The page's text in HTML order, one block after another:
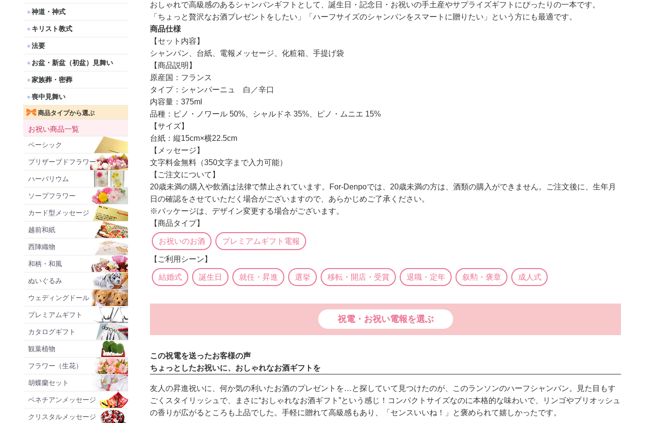
神道・神式
キリスト教式
法要
お盆・新盆（初盆）見舞い
家族葬・密葬
喪中見舞い
商品タイプから選ぶ
お祝い商品一覧
ベーシック
プリザーブドフラワー
ハーバリウム
ソープフラワー
カード型メッセージ
越前和紙
西陣織物
和柄・和風
ぬいぐるみ
ウェディングドール
プレミアムギフト
カタログギフト
観葉植物
フラワー（生花）
胡蝶蘭セット
ベネチアンメッセージ
クリスタルメッセージ
おしゃれで高級感のあるシャンパンギフトとして、誕生日・記念日・お祝いの手土産やサプライズギフトにぴったりの一本です。
「ちょっと贅沢なお酒プレゼントをしたい」「ハーフサイズのシャンパンをスマートに贈りたい」という方にも最適です。
商品仕様
【セット内容】
シャンパン、台紙、電報メッセージ、化粧箱、手提げ袋
【商品説明】
原産国：フランス
タイプ：シャンパーニュ 白／辛口
内容量：375ml
品種：ピノ・ノワール 50%、シャルドネ 35%、ピノ・ムニエ 15%
【サイズ】
台紙：縦15cm×横22.5cm
【メッセージ】
文字料金無料（350文字まで入力可能）
【ご注文について】
20歳未満の購入や飲酒は法律で禁止されています。For-Denpoでは、20歳未満の方は、酒類の購入ができません。ご注文後に、生年月
日の確認をさせていただく場合がございますので、あらかじめご了承ください。
※パッケージは、デザイン変更する場合がございます。
【商品タイプ】
お祝いのお酒 プレミアムギフト電報
【ご利用シーン】
結婚式 誕生日 就任・昇進 選挙 移転・開店・受賞 退職・定年 叙勲・褒章 成人式
祝電・お祝い電報を選ぶ
この祝電を送ったお客様の声
ちょっとしたお祝いに、おしゃれなお酒ギフトを
友人の昇進祝いに、何か気の利いたお酒のプレゼントを…と探していて見つけたのが、このランソンのハーフシャンパン。見た目もす
ごくスタイリッシュで、まさに“おしゃれなお酒ギフト”という感じ！コンパクトサイズなのに本格的な味わいで、リンゴやブリオッシュ
の香りが広がるところも上品でした。手軽に贈れて高級感もあり、「センスいいね！」と褒められて嬉しかったです。